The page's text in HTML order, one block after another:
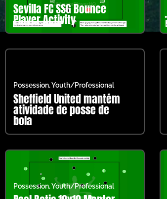
Sevilla FC SSG Bounce
Player Activity
Possession,Youth/Professional
Sheffield United mantém
atividade de posse de
bola
Possession,Youth/Professional